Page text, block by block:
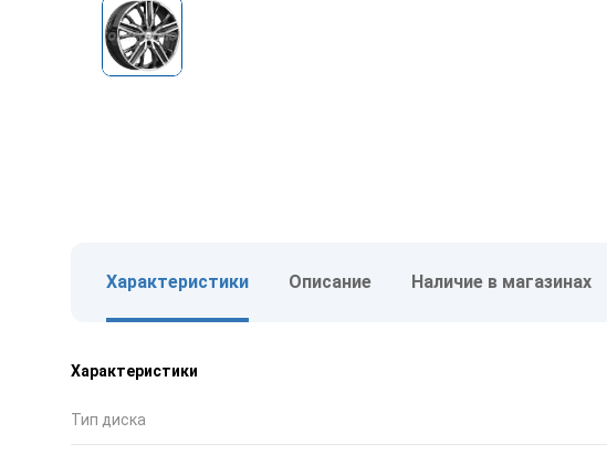
Характеристики Описание Наличие в магазинах
Характеристики
Тип диска